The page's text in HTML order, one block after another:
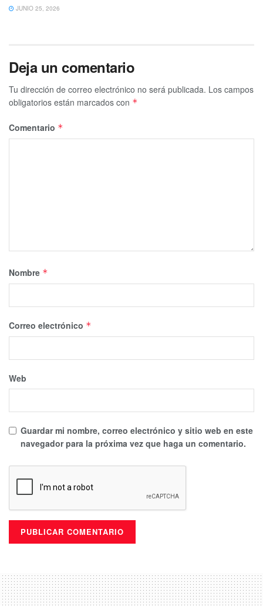
JUNIO 25, 2026
Deja un comentario
Tu dirección de correo electrónico no será publicada. Los campos
obligatorios están marcados con *
Comentario *
Nombre *
Correo electrónico *
Web
Guardar mi nombre, correo electrónico y sitio web en este
navegador para la próxima vez que haga un comentario.